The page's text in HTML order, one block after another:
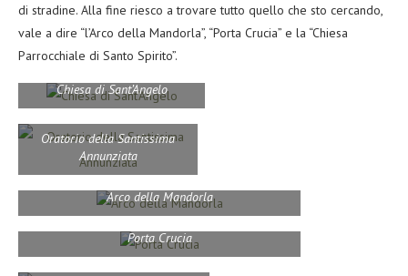
di stradine. Alla fine riesco a trovare tutto quello che sto cercando,
vale a dire “l’Arco della Mandorla”, “Porta Crucia” e la “Chiesa
Parrocchiale di Santo Spirito”.
Chiesa di Sant’Angelo
Oratorio della Santissima
Annunziata
Arco della Mandorla
Porta Crucia